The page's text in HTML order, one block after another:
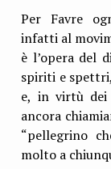
Per Favre
infatti al
è l’opera del
spiriti e
e, in virtù dei
ancora
“pellegrino
molto a